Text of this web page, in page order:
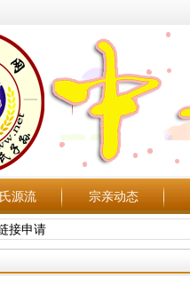
源流 宗亲动态
接申请